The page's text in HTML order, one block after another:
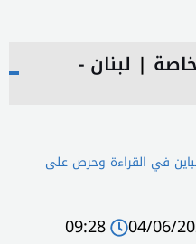
| لبنان -
في القراءة وحرص على
04/06/
09:28